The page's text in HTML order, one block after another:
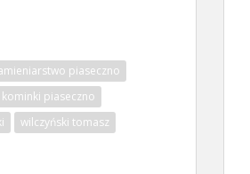
piaseczno
kominki piaseczno
wilczyński tomasz